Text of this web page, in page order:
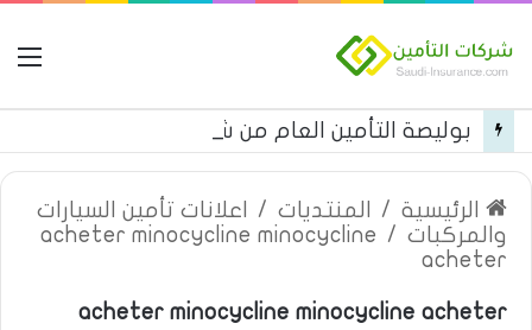
الرئيسية / المنتديات /
اعلانات تأمين السيارات
والمركبات /
acheter minocycline minocycline
acheter
acheter minocycline minocycline acheter